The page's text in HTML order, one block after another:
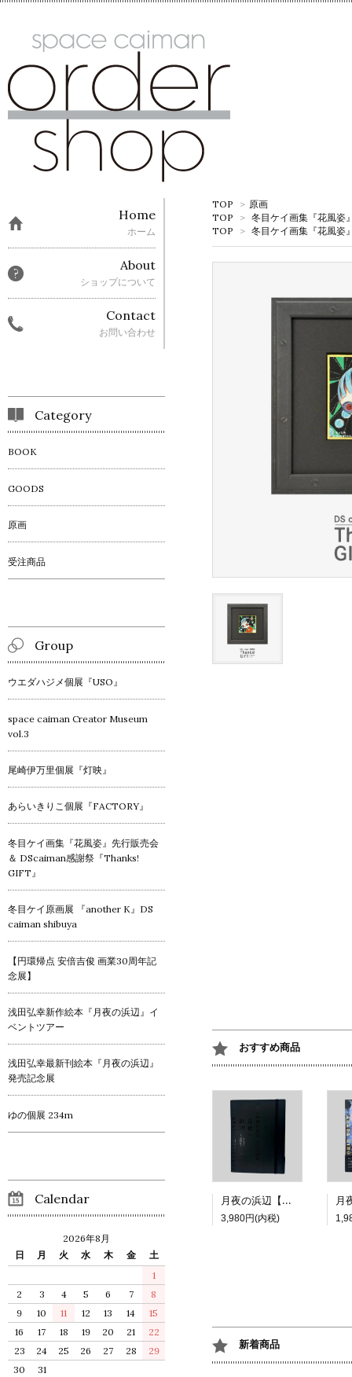
TOP > 原画
TOP
> 冬目ケイ画集『花風姿
TOP
> 冬目ケイ画集『花風姿
おすすめ商品
月夜の浜辺【特装版】
3,980円(内税)
新着商品
Home
ホーム
About
ショップについて
Contact
お問い合わせ
Category
BOOK
GOODS
原画
受注商品
Group
ウエダハジメ個展『USO』
space caiman Creator Museum
vol.3
尾崎伊万里個展『灯映』
あらいきりこ個展『FACTORY』
冬目ケイ画集『花風姿』先行販売会
＆ DScaiman感謝祭『Thanks!
GIFT』
冬目ケイ原画展 『another K』DS
caiman shibuya
【円環帰点 安倍吉俊 画業30周年記
念展】
浅田弘幸新作絵本『月夜の浜辺』イ
ベントツアー
浅田弘幸最新刊絵本『月夜の浜辺』
発売記念展
ゆの個展 234m
Calendar
2026年8月
日
月 火 水 木 金
土
1
2
3 4 5 6 7
8
9
10 11 12 13 14
15
16
17 18 19 20 21
22
23
24 25 26 27 28
29
30
31